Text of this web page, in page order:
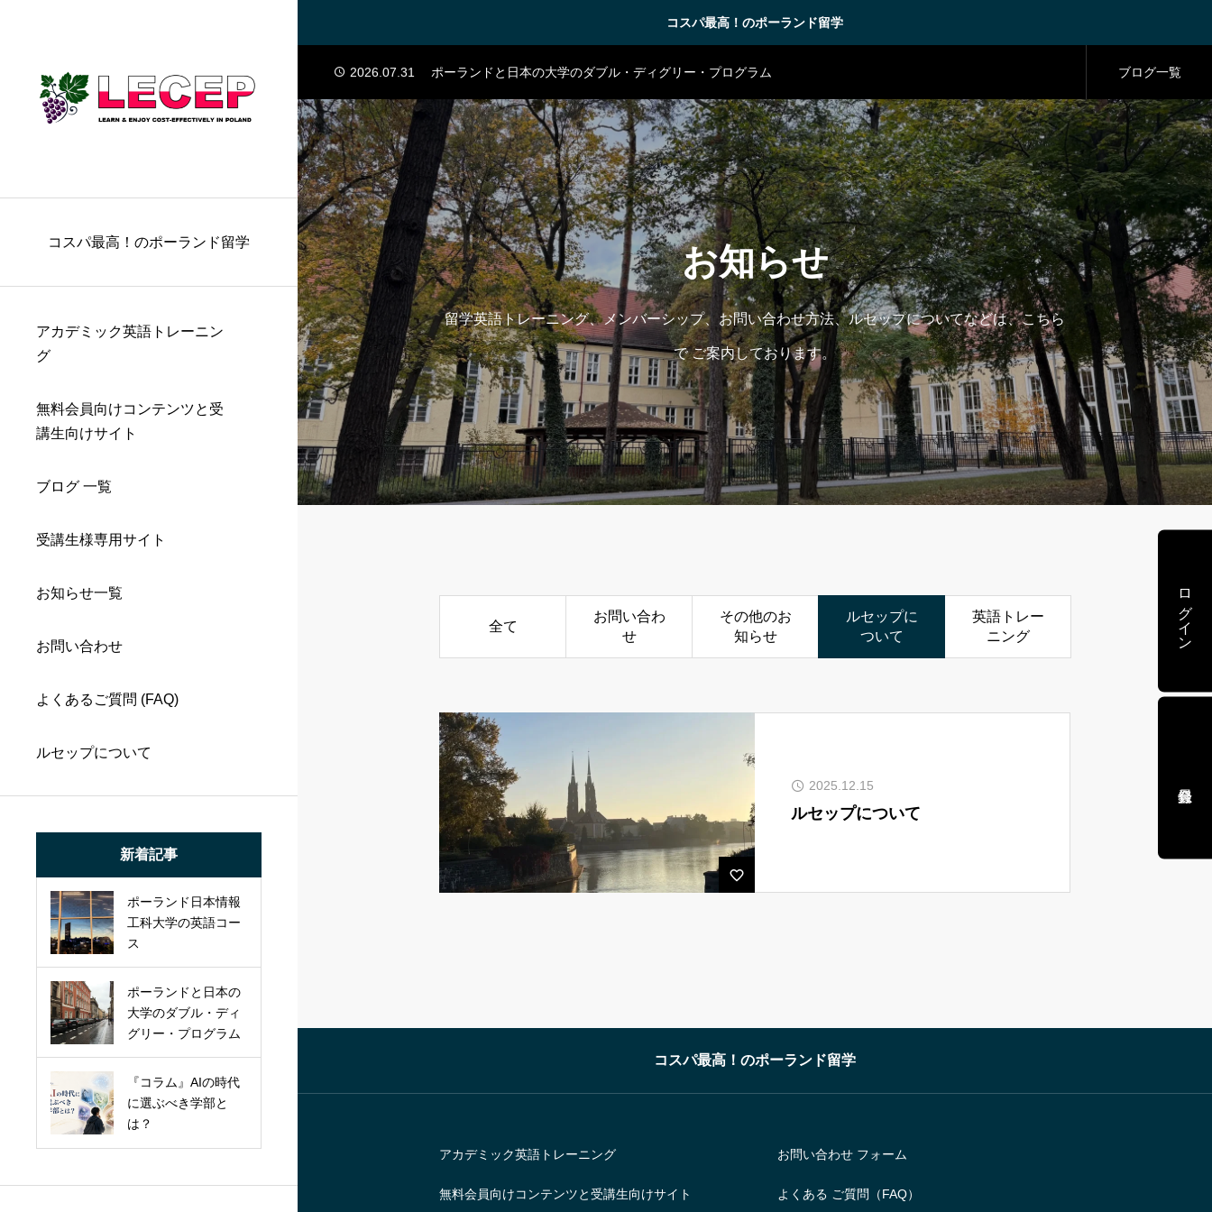
コスパ最高！のポーランド留学
コスパ最高！のポーランド留学
アカデミック英語トレーニン
グ
無料会員向けコンテンツと受
講生向けサイト
ブログ 一覧
受講生様専用サイト
お知らせ一覧
お問い合わせ
よくあるご質問 (FAQ)
ルセップについて
新着記事
ポーランド日本情報
工科大学の英語コー
ス
ポーランドと日本の
大学のダブル・ディ
グリー・プログラム
『コラム』AIの時代
に選ぶべき学部と
は？
2026.08.07
ポーランド日本情報工科大学の英語コース
2026.07.31
ポーランドと日本の大学のダブル・ディグリー・プログラム
2026.07.17
『コラム』AIの時代に選ぶべき学部とは？
2026.07.10
欧州の医学部への留学
2026.07.03
ウッチ工科大学の産学連携
2026.08.07
ポーランド日本情報工科大学の英語コース
2026.07.31
ポーランドと日本の大学のダブル・ディグリー・プログラム
ブログ一覧
お知らせ
留学英語トレーニング、メンバーシップ、お問い合わせ方法、ルセップについてなどは、こちら
で ご案内しております。
全て
お問い合わ
せ
その他のお
知らせ
ルセップに
ついて
英語トレー
ニング
2025.12.15
ルセップについて
コスパ最高！のポーランド留学
アカデミック英語トレーニング
無料会員向けコンテンツと受講生向けサイト
お問い合わせ フォーム
よくある ご質問（FAQ）
ログイン